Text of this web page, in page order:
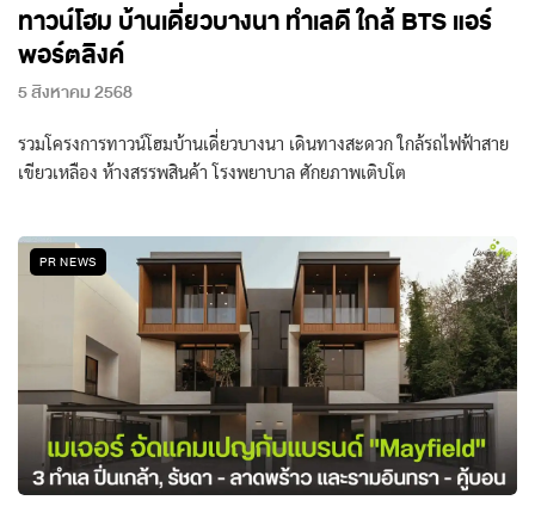
ทาวน์โฮม บ้านเดี่ยวบางนา ทำเลดี ใกล้ BTS แอร์
พอร์ตลิงค์
5 สิงหาคม 2568
รวมโครงการทาวน์โฮมบ้านเดี่ยวบางนา เดินทางสะดวก ใกล้รถไฟฟ้าสาย
เขียวเหลือง ห้างสรรพสินค้า โรงพยาบาล ศักยภาพเติบโต
PR NEWS